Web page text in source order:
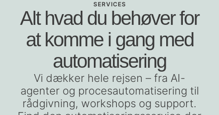
SERVICES
Alt hvad du behøver for
at komme i gang med
automatisering
Vi dækker hele rejsen – fra AI-
agenter og procesautomatisering til
rådgivning, workshops og support.